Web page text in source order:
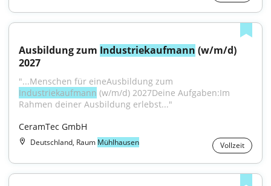
Ausbildung zum Industriekaufmann (w/m/d)
2027
Industriekaufmann (w/m/d) 2027Deine Aufgaben:Im
Rahmen deiner Ausbildung erlebst..."
CeramTec GmbH
Deutschland, Raum Mühlhausen Vollzeit